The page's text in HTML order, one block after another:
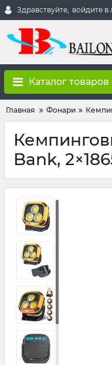
Здравствуйте, войдите в
Каталог товаров
Главная Фонари
Bank,